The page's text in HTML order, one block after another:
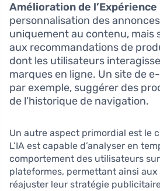
Amélioration de
personnalisation des
uniquement au contenu, mais
aux recommandations de
dont les utilisateurs
marques en ligne. Un site de
par exemple, suggérer des
de l’historique de navigation.
Un autre aspect primordial est le
L’IA est capable d’analyser en
comportement des utilisateurs
plateformes, permettant ainsi
réajuster leur stratégie